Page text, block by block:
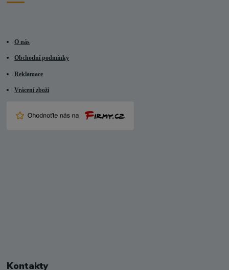
O nás
Obchodní podmínky
Reklamace
Vrácení zboží
Kontakty